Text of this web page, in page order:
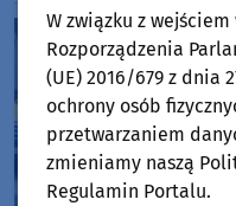
W związku z
Rozporządzenia
(UE) 2016/679 z dnia
ochrony osób
przetwarzaniem
zmieniamy naszą
Regulamin Portalu.